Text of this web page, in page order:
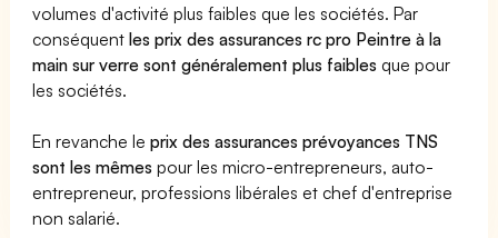
volumes d'activité plus faibles que les sociétés. Par
conséquentles prix des assurances rc pro Peintre à la
main sur verre sont généralement plus faibles que pour
les sociétés.
En revanche leprix des assurances prévoyances TNS
sont les mêmes pour les micro-entrepreneurs, auto-
entrepreneur, professions libérales et chef d'entreprise
non salarié.